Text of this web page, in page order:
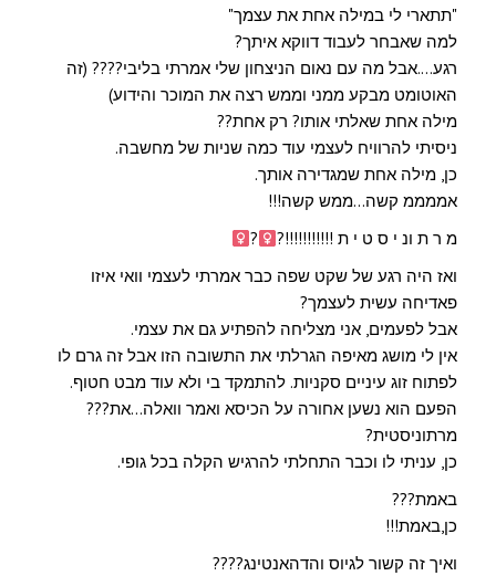
"תתארי לי במילה אחת את עצמך"
למה שאבחר לעבוד דווקא איתך?
רגע….אבל מה עם נאום הניצחון שלי אמרתי בליבי???? (זה
האוטומט מבקע ממני וממש רצה את המוכר והידוע)
מילה אחת שאלתי אותו? רק אחת??
ניסיתי להרוויח לעצמי עוד כמה שניות של מחשבה.
כן, מילה אחת שמגדירה אותך.
אממממ קשה…ממש קשה!!!
מ ר ת ונ י ס ט י ת !!!!!!!!!!!?‍
?‍
ואז היה רגע של שקט שפה כבר אמרתי לעצמי וואי איזו
פאדיחה עשית לעצמך?
אבל לפעמים, אני מצליחה להפתיע גם את עצמי.
אין לי מושג מאיפה הגרלתי את התשובה הזו אבל זה גרם לו
לפתוח זוג עיניים סקניות. להתמקד בי ולא עוד מבט חטוף.
הפעם הוא נשען אחורה על הכיסא ואמר וואלה…את???
מרתוניסטית?
כן, עניתי לו וכבר התחלתי להרגיש הקלה בכל גופי.
באמת???
כן,באמת!!!
ואיך זה קשור לגיוס והדהאנטינג????